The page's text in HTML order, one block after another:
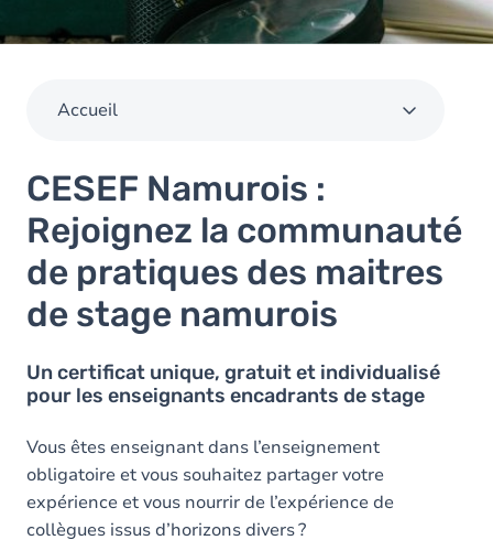
Accueil
CESEF Namurois :
Rejoignez la communauté
de pratiques des maitres
de stage namurois
Un certificat unique, gratuit et individualisé
pour les enseignants encadrants de stage
Vous êtes enseignant dans l’enseignement
obligatoire et vous souhaitez partager votre
expérience et vous nourrir de l’expérience de
collègues issus d’horizons divers ?